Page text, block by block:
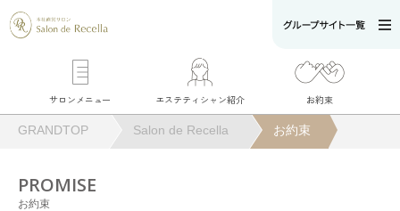
サロンメニュー エステティシャン紹介 お約束
GRANDTOP Salon de Recella お約束
PROMISE
お約束